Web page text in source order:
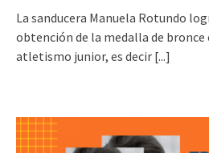
La sanducera Manuela Rotundo
obtención de la medalla de bronce
atletismo junior, es decir [...]